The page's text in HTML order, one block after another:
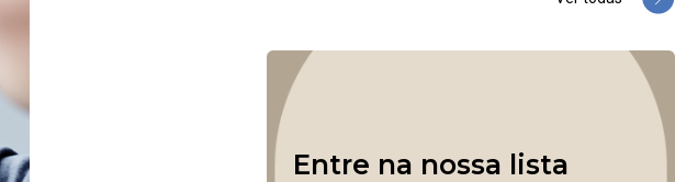
Entre na nossa lista